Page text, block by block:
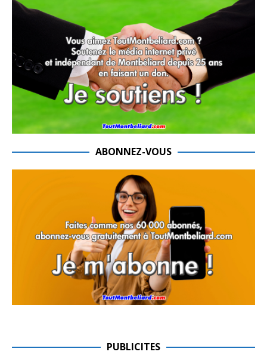
ABONNEZ-VOUS
PUBLICITES